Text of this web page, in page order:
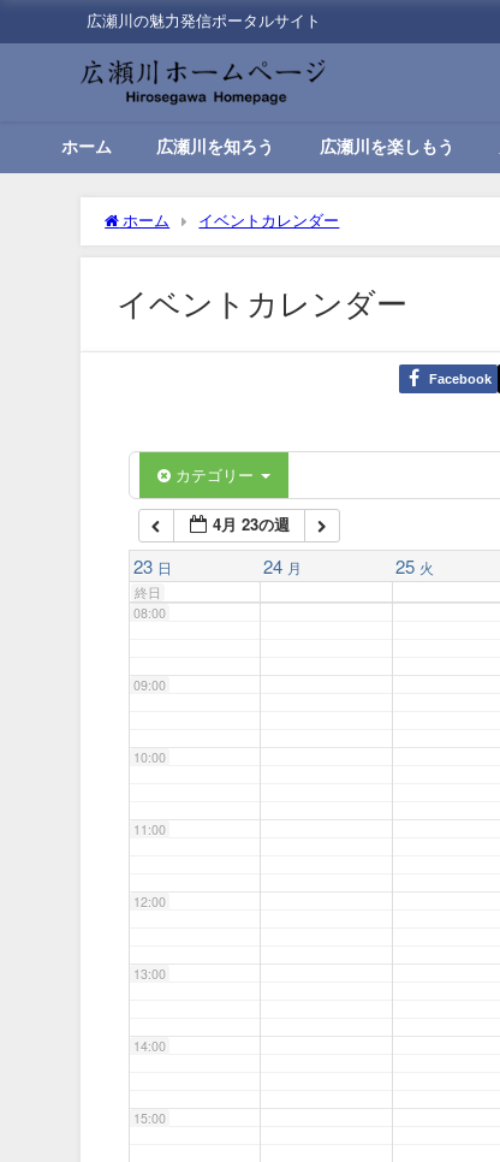
広瀬川の魅力発信ポータルサイト
ホーム 広瀬川を知ろう 広瀬川を楽しもう
ホーム イベントカレンダー
イベントカレンダー
Facebook
カテゴリー
4月 23の週
23 日 24 月 25 火
終日
01:00
04:00
06:00
07:00
08:00
09:00
10:00
11:00
12:00
13:00
14:00
15:00